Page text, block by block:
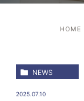
HOME
NEWS
2025.07.10